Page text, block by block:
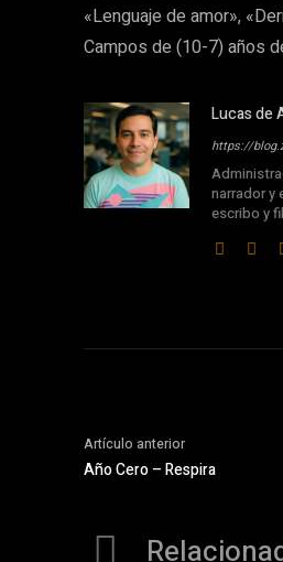
«Lenguaje de amor»,
Campos de (10-7) años
Lucas de
https://
narrador y
escribo y
Artículo anterior
Año Cero – Respira